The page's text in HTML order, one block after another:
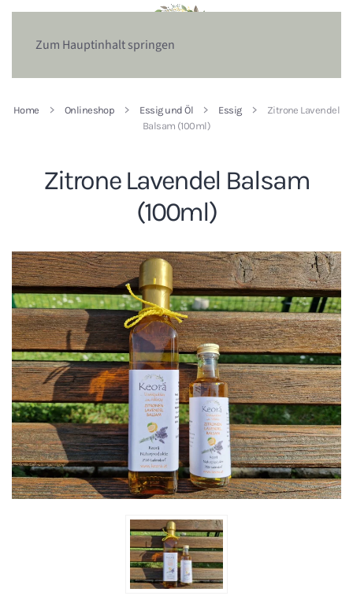
Zum Hauptinhalt springen
Home Onlineshop Essig und Öl Essig
Zitrone Lavendel
Balsam (100ml)
Zitrone Lavendel Balsam
(100ml)